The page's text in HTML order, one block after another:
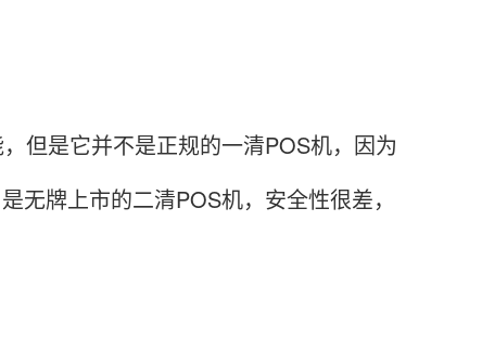
但是它并不是正规的一清POS机，因为
无牌上市的二清POS机，安全性很差，